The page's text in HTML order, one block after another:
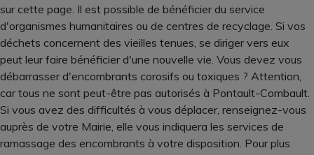
sur cette page. Il est possible de bénéficier du service
d'organismes humanitaires ou de centres de recyclage. Si vos
déchets concernent des vieilles tenues, se diriger vers eux
peut leur faire bénéficier d'une nouvelle vie. Vous devez vous
débarrasser d'encombrants corosifs ou toxiques ? Attention,
car tous ne sont peut-être pas autorisés à Pontault-Combault.
Si vous avez des difficultés à vous déplacer, renseignez-vous
auprès de votre Mairie, elle vous indiquera les services de
ramassage des encombrants à votre disposition. Pour plus